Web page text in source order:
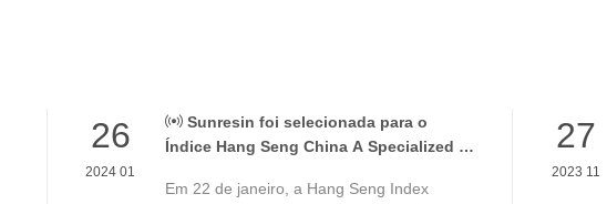
26
2024 01
Sunresin foi selecionada para o
Índice Hang Seng China A Specialized &
Em 22 de janeiro, a Hang Seng Index
27
2023 11